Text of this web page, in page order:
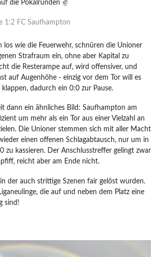
die Pokalrunden ✌️
1:2 FC Saufhampton
los wie die Feuerwehr, schnüren die Unioner
Strafraum ein, ohne aber Kapital zu
die Resterampe auf, wird offensiver, und
auf Augenhöhe - einzig vor dem Tor will es
dadurch ein 0:0 zur Pause.
dann ein ähnliches Bild: Saufhampton am
um mehr als ein Tor aus einer Vielzahl an
Die Unioner stemmen sich mit aller Macht
einen offenen Schlagabtausch, nur um in
zu kassieren. Der Anschlusstreffer gelingt zwar
reicht aber am Ende nicht.
in der auch strittige Szenen fair gelöst wurden.
die auf und neben dem Platz eine
sind!